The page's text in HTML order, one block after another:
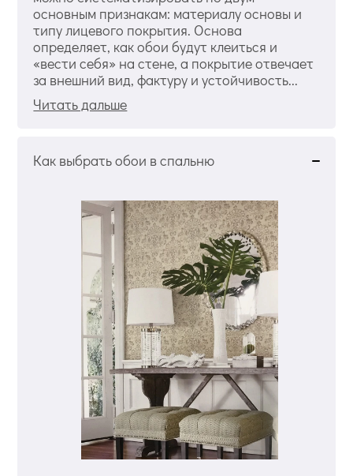
основным признакам: материалу основы и
типу лицевого покрытия. Основа
определяет, как обои будут клеиться и
«вести себя» на стене, а покрытие отвечает
за внешний вид, фактуру и устойчивость...
Читать дальше
Как выбрать обои в спальню